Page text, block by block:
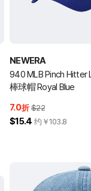
NEWERA
940 MLB Pinch Hitter
棒球帽 Royal Blue
7.0折 $22
$15.4 约￥103.8